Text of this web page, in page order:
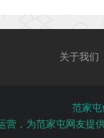
关于我们
范家屯
营，为范家屯网友